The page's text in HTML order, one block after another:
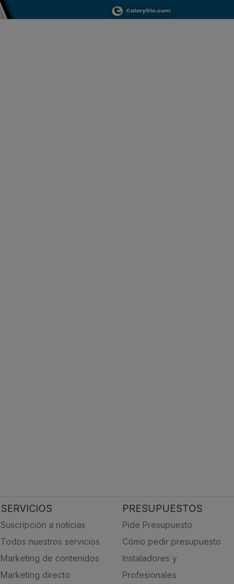
SERVICIOS
Suscripción a noticias
Todos nuestros servicios
Marketing de contenidos
Marketing directo
PRESUPUESTOS
Pide Presupuesto
Cómo pedir presupuesto
Instaladores y
Profesionales